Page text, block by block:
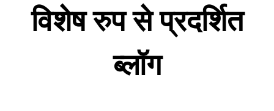
विशेष रुप से प्रदर्शित
ब्लॉग